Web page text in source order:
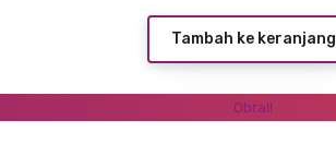
adalah:
Rp30,000.
Tambah ke keranjang
Obral!